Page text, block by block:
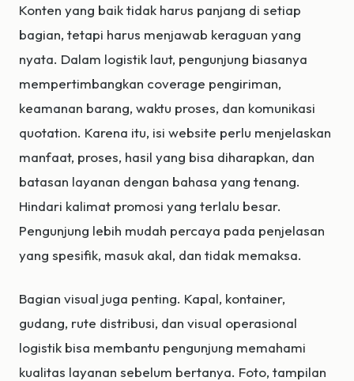
Konten yang baik tidak harus panjang di setiap
bagian, tetapi harus menjawab keraguan yang
nyata. Dalam logistik laut, pengunjung biasanya
mempertimbangkan coverage pengiriman,
keamanan barang, waktu proses, dan komunikasi
quotation. Karena itu, isi website perlu menjelaskan
manfaat, proses, hasil yang bisa diharapkan, dan
batasan layanan dengan bahasa yang tenang.
Hindari kalimat promosi yang terlalu besar.
Pengunjung lebih mudah percaya pada penjelasan
yang spesifik, masuk akal, dan tidak memaksa.
Bagian visual juga penting. Kapal, kontainer,
gudang, rute distribusi, dan visual operasional
logistik bisa membantu pengunjung memahami
kualitas layanan sebelum bertanya. Foto, tampilan